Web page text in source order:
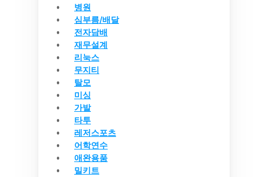
병원
심부름/배달
전자담배
재무설계
리눅스
무지티
탈모
미싱
가발
타투
레저스포츠
어학연수
애완용품
밀키트